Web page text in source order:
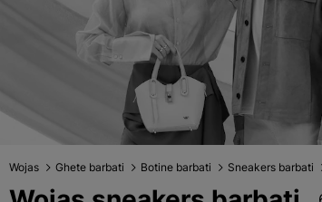
Wojas Ghete barbati Botine barbati Sneakers barbati